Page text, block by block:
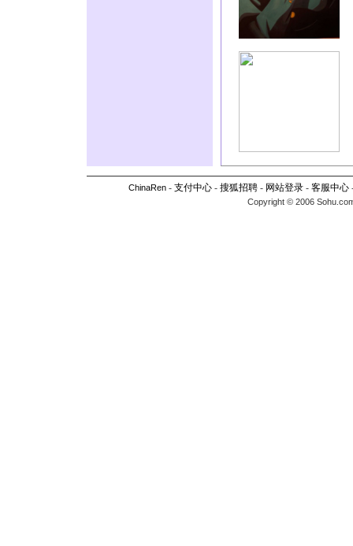
ChinaRen- 支付中心- 搜狐招聘- 网站登录- 客服中心
Copyright © 2006